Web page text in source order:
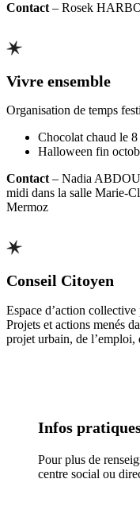
Contact – Rosek
Vivre ensemble
Organisation de temps
Chocolat chaud le 8
Halloween fin
Contact– Nadia
midi dans la salle Marie-
Mermoz
Conseil Citoyen
Espace d’action
Projets et actions menés
projet urbain, de
Infos
Pour plus de
centre social ou